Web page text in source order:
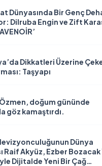
Dünyasında Bir Genç
Dilruba Engin ve Zift
Dikkatleri Üzerine
Taşyapı
doğum gününde
göz kamaştırdı.
Dünya
Raif Akyüz, Ezber Bozacak
Dijitalde Yeni Bir Çağ